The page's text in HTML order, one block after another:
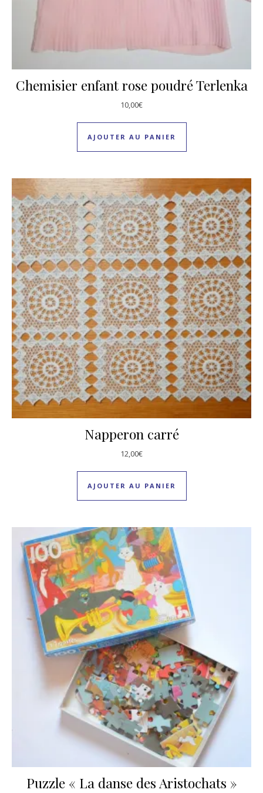
Chemisier enfant rose poudré Terlenka
10,00€
AJOUTER AU PANIER
Napperon carré
12,00€
AJOUTER AU PANIER
Puzzle « La danse des Aristochats »